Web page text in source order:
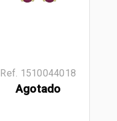
Ref. 1510044018
Agotado